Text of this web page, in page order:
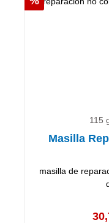
115
Masilla
masilla de